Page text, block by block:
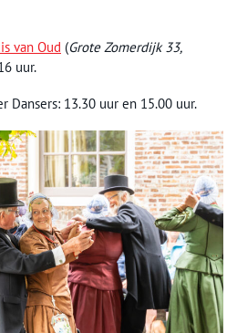
van Oud (Grote Zomerdijk 33,
uur.
13.30 uur en 15.00 uur.